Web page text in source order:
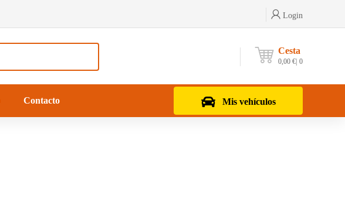
Login
Cesta
0,00 € 0
Mis vehículos
Contacto